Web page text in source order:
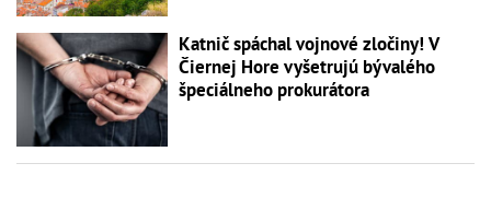
Katnič spáchal vojnové zločiny! V
Čiernej Hore vyšetrujú bývalého
špeciálneho prokurátora